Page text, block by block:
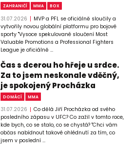
ZAHRANIČÍ MMA BOX
31.07.2026
MVP a PFL se oficiálně sloučily a
vytvořily novou globální platformu pro bojové
sporty "Vysoce spekulované sloučení Most
Valuable Promotions a Professional Fighters
League je oficiálně ...
Čas s dcerou ho hřeje u srdce.
Za to jsem neskonale vděčný,
je spokojený Procházka
DOMÁCÍ MMA
31.07.2026
Co dělá Jiří Procházka od svého
posledního zápasu v UFC? Co zažil v tomto roce,
kde bych, co se stalo, co se chystá? "Chci vám
občas nabídnout takové ohlédnutí za tím, co
jsem v poslední ...